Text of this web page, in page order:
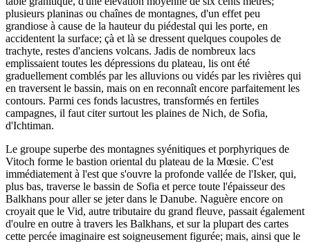
plusieurs planinas ou chaînes de montagnes, d'un effet peu
grandiose à cause de la hauteur du piédestal qui les porte, en
accidentent la surface; çà et là se dressent quelques coupoles de
trachyte, restes d'anciens volcans. Jadis de nombreux lacs
emplissaient toutes les dépressions du plateau, lis ont été
graduellement comblés par les alluvions ou vidés par les rivières qui
en traversent le bassin, mais on en reconnaît encore parfaitement les
contours. Parmi ces fonds lacustres, transformés en fertiles
campagnes, il faut citer surtout les plaines de Nich, de Sofia,
d'Ichtiman.
Le groupe superbe des montagnes syénitiques et porphyriques de
Vitoch forme le bastion oriental du plateau de la Mœsie. C'est
immédiatement à l'est que s'ouvre la profonde vallée de l'Isker, qui,
plus bas, traverse le bassin de Sofia et perce toute l'épaisseur des
Balkhans pour aller se jeter dans le Danube. Naguère encore on
croyait que le Vid, autre tributaire du grand fleuve, passait également
d'oulre en outre à travers les Balkhans, et sur la plupart des cartes
cette percée imaginaire est soigneusement figurée; mais, ainsi que le